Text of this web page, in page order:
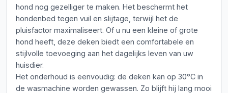
hond nog gezelliger te maken. Het beschermt het
hondenbed tegen vuil en slijtage, terwijl het de
pluisfactor maximaliseert. Of u nu een kleine of grote
hond heeft, deze deken biedt een comfortabele en
stijlvolle toevoeging aan het dagelijks leven van uw
huisdier.
Het onderhoud is eenvoudig: de deken kan op 30°C in
de wasmachine worden gewassen. Zo blijft hij lang mooi